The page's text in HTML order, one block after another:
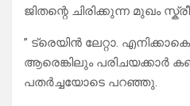
ജിതന്റെ ചിരിക്കുന്ന മുഖം
” ട്രെയിൻ ലേറ്റാ.
ആരെങ്കിലും പരിചയക്കാർ
പതർച്ചയോടെ പറഞ്ഞു.